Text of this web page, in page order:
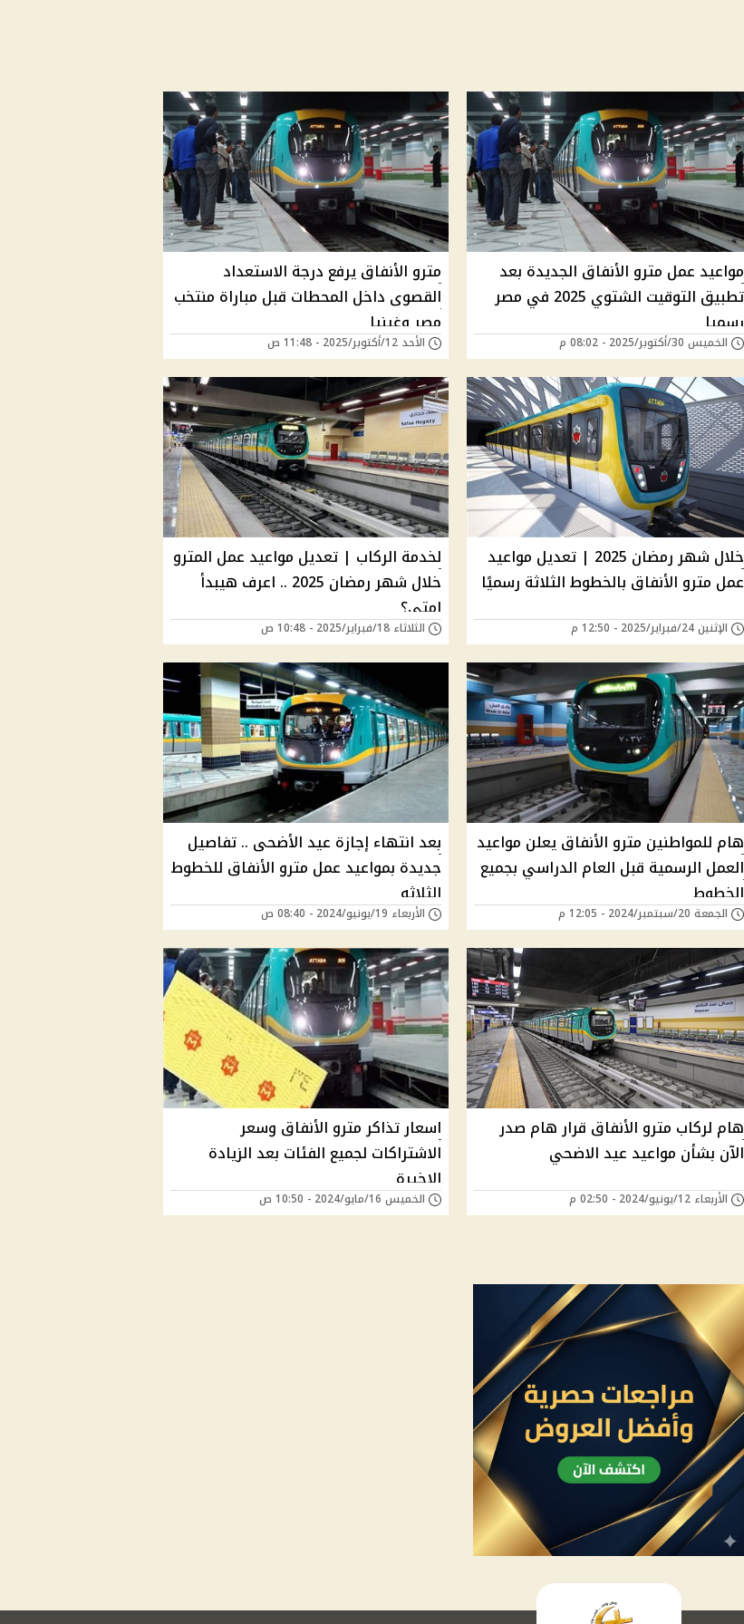
مواعيد عمل مترو الأنفاق الجديدة بعد
تطبيق التوقيت الشتوي 2025 في مصر
رسميا
الخميس 30/أكتوبر/2025 - 08:02 م
مترو الأنفاق يرفع درجة الاستعداد
القصوى داخل المحطات قبل مباراة منتخب
مصر وغينيا
الأحد 12/أكتوبر/2025 - 11:48 ص
خلال شهر رمضان 2025 | تعديل مواعيد
عمل مترو الأنفاق بالخطوط الثلاثة رسميًا
الإثنين 24/فبراير/2025 - 12:50 م
لخدمة الركاب | تعديل مواعيد عمل المترو
خلال شهر رمضان 2025 .. اعرف هيبدأ
امتي؟
الثلاثاء 18/فبراير/2025 - 10:48 ص
هام للمواطنين مترو الأنفاق يعلن مواعيد
العمل الرسمية قبل العام الدراسي بجميع
الخطوط
الجمعة 20/سبتمبر/2024 - 12:05 م
بعد انتهاء إجازة عيد الأضحى .. تفاصيل
جديدة بمواعيد عمل مترو الأنفاق للخطوط
الثلاثه
الأربعاء 19/يونيو/2024 - 08:40 ص
هام لركاب مترو الأنفاق قرار هام صدر
الآن بشأن مواعيد عيد الاضحي
الأربعاء 12/يونيو/2024 - 02:50 م
اسعار تذاكر مترو الأنفاق وسعر
الاشتراكات لجميع الفئات بعد الزيادة
الاخيرة
الخميس 16/مايو/2024 - 10:50 ص